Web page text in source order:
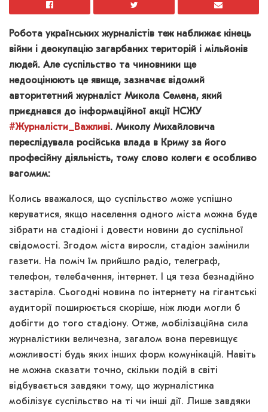
Робота українських журналістів теж наближає кінець
війни і деокупацію загарбаних територій і мільйонів
людей. Але суспільство та чиновники ще
недооцінюють це явище, зазначає відомий
авторитетний журналіст Микола Семена, який
приєднався до інформаційної акції НСЖУ
#Журналісти_Важливі. Миколу Михайловича
переслідувала російська влада в Криму за його
професійну діяльність, тому слово колеги є особливо
вагомим:
Колись вважалося, що суспільство може успішно
керуватися, якщо населення одного міста можна буде
зібрати на стадіоні і довести новини до суспільної
свідомості. Згодом міста виросли, стадіон замінили
газети. На поміч їм прийшло радіо, телеграф,
телефон, телебачення, інтернет. І ця теза безнадійно
застаріла. Сьогодні новина по інтернету на гігантські
аудиторії поширюється скоріше, ніж люди могли б
добігти до того стадіону. Отже, мобілізаційна сила
журналістики величезна, загалом вона перевищує
можливості будь яких інших форм комунікацій. Навіть
не можна сказати точно, скільки подій в світі
відбувається завдяки тому, що журналістика
мобілізує суспільство на ті чи інші дії. Лише завдяки